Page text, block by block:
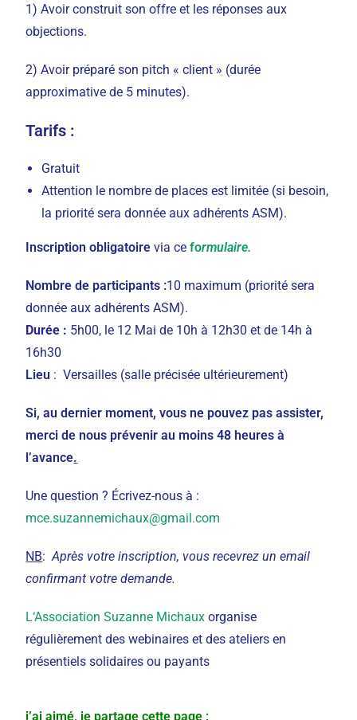
1) Avoir construit son offre et les réponses aux
objections.
2) Avoir préparé son pitch « client » (durée
approximative de 5 minutes).
Tarifs :
Gratuit
Attention le nombre de places est limitée (si besoin,
la priorité sera donnée aux adhérents ASM).
Inscription obligatoirevia ceformulaire.
Nombre de participants :10 maximum (priorité sera
donnée aux adhérents ASM).
Durée : 5h00, le 12 Mai de 10h à 12h30 et de 14h à
16h30
Lieu : Versailles (salle précisée ultérieurement)
Si, au dernier moment, vous ne pouvez pas assister,
merci de nous prévenir au moins 48 heures à
l’avance.
Une question ? Écrivez-nous à :
mce.suzannemichaux@gmail.com
NB:Après votre inscription, vous recevrez un email
confirmant votre demande.
L‘Association Suzanne Michaux organise
régulièrement des webinaires et des ateliers en
présentiels solidaires ou payants
j’ai aimé, je partage cette page :